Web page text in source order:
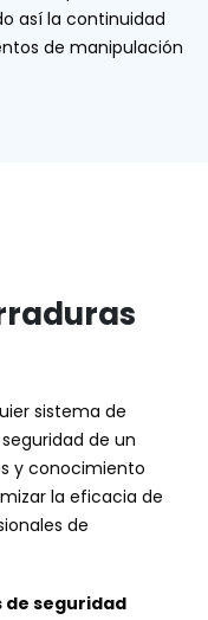
así la continuidad
de manipulación
sistema de
de un
y conocimiento
la eficacia de
de
de seguridad